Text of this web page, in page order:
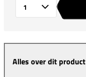
Alles over dit product